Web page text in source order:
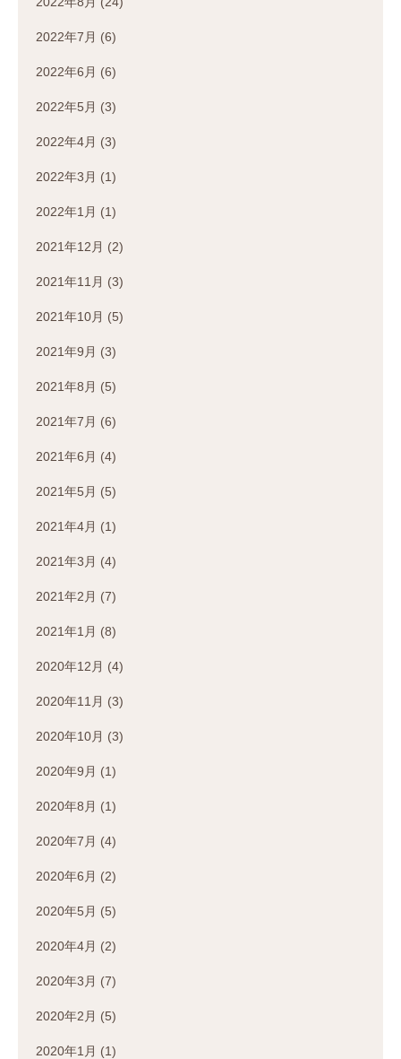
2022年7月 (6)
2022年6月 (6)
2022年5月 (3)
2022年4月 (3)
2022年3月 (1)
2022年1月 (1)
2021年12月 (2)
2021年11月 (3)
2021年10月 (5)
2021年9月 (3)
2021年8月 (5)
2021年7月 (6)
2021年6月 (4)
2021年5月 (5)
2021年4月 (1)
2021年3月 (4)
2021年2月 (7)
2021年1月 (8)
2020年12月 (4)
2020年11月 (3)
2020年10月 (3)
2020年9月 (1)
2020年8月 (1)
2020年7月 (4)
2020年6月 (2)
2020年5月 (5)
2020年4月 (2)
2020年3月 (7)
2020年2月 (5)
2020年1月 (1)